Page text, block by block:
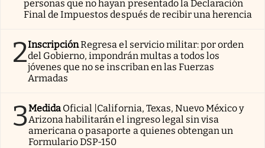
personas que no hayan presentado la Declaración
Final de Impuestos después de recibir una herencia
2InscripciónRegresa el servicio militar: por orden
del Gobierno, impondrán multas a todos los
jóvenes que no se inscriban en las Fuerzas
Armadas
3Medida Oficial |California, Texas, Nuevo México y
Arizona habilitarán el ingreso legal sin visa
americana o pasaporte a quienes obtengan un
Formulario DSP-150